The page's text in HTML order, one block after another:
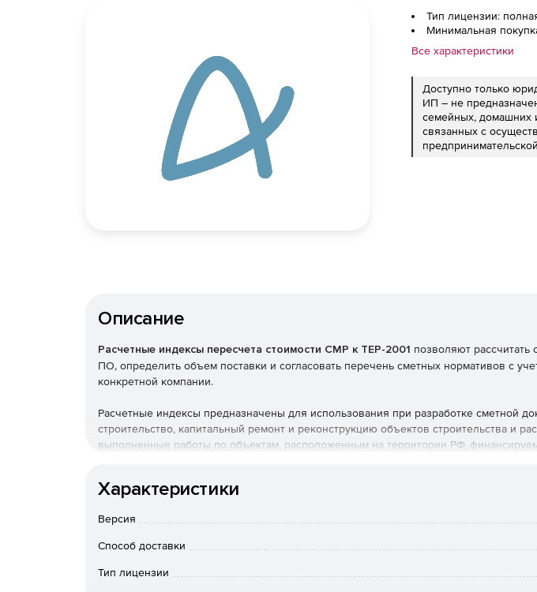
Тип лицензии:
Минимальная
Все характеристики
Доступно только
ИП – не
семейных, домашних
связанных с
Описание
Расчетные индексы пересчета стоимости СМР к ТЕР-2001 позволяют рассчитать
ПО, определить объем поставки и согласовать перечень сметных нормативов с
конкретной компании.
Расчетные индексы предназначены для использования при разработке сметной
строительство, капитальный ремонт и реконструкцию объектов строительства и
выполненные работы по объектам, расположенным на территории РФ,
Расчетные индексы применяются инвесторами и заказчиками независимо от их
Характеристики
Версия
Способ доставки
Тип лицензии